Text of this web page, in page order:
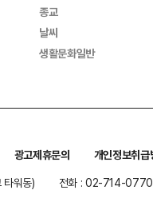
종교
날씨
생활문화일반
광고제휴문의 개인정보취급
워동)
전화 : 02-714-0770